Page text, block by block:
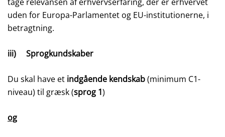
uden for Europa-Parlamentet og EU-institutionerne, i
betragtning.
iii) Sprogkundskaber
Du skal have et indgående kendskab(minimum C1-
niveau) til græsk (sprog 1)
og